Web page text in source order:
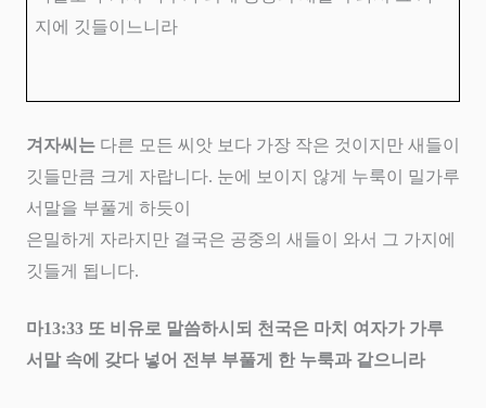
지에 깃들이느니라
겨자씨는다른 모든 씨앗 보다 가장 작은 것이지만 새들이
깃들만큼 크게 자랍니다. 눈에 보이지 않게 누룩이 밀가루
서말을 부풀게 하듯이
은밀하게 자라지만 결국은 공중의 새들이 와서 그 가지에
깃들게 됩니다.
마13:33 또 비유로 말씀하시되 천국은 마치 여자가 가루
서말 속에 갖다 넣어 전부 부풀게 한 누룩과 같으니라